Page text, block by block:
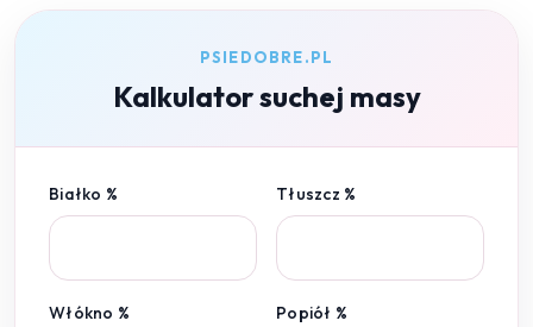
PSIEDOBRE.PL
Kalkulator suchej masy
Białko % Tłuszcz %
Włókno % Popiół %